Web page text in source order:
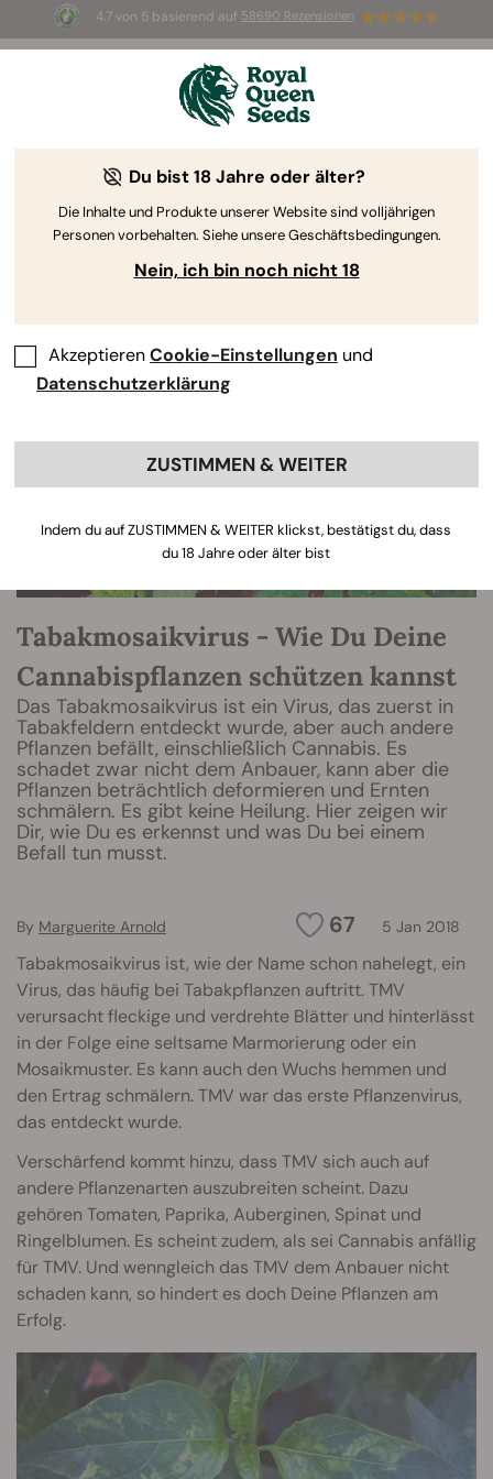
4.7 von 5 basierend auf 58690 Rezensionen
3 White Widow Auto SamenKOSTENLOS für die
The RQS Blog
Tabakmosaikvirus - Wie Du Deine
Cannabispflanzen schützen kannst
Das Tabakmosaikvirus ist ein Virus, das zuerst in
Tabakfeldern entdeckt wurde, aber auch andere
Pflanzen befällt, einschließlich Cannabis. Es
schadet zwar nicht dem Anbauer, kann aber die
Pflanzen beträchtlich deformieren und Ernten
schmälern. Es gibt keine Heilung. Hier zeigen wir
Dir, wie Du es erkennst und was Du bei einem
Befall tun musst.
67 5 Jan 2018
By Marguerite Arnold
Tabakmosaikvirus ist, wie der Name schon nahelegt, ein
Virus, das häufig bei Tabakpflanzen auftritt. TMV
verursacht fleckige und verdrehte Blätter und hinterlässt
in der Folge eine seltsame Marmorierung oder ein
Mosaikmuster. Es kann auch den Wuchs hemmen und
den Ertrag schmälern. TMV war das erste Pflanzenvirus,
das entdeckt wurde.
Verschärfend kommt hinzu, dass TMV sich auch auf
andere Pflanzenarten auszubreiten scheint. Dazu
gehören Tomaten, Paprika, Auberginen, Spinat und
Ringelblumen. Es scheint zudem, als sei Cannabis anfällig
für TMV. Und wenngleich das TMV dem Anbauer nicht
schaden kann, so hindert es doch Deine Pflanzen am
Erfolg.
Du bist 18 Jahre oder älter?
Die Inhalte und Produkte unserer Website sind volljährigen
Personen vorbehalten. Siehe unsere Geschäftsbedingungen.
Nein, ich bin noch nicht 18
AkzeptierenCookie-Einstellungen und
Datenschutzerklärung
ZUSTIMMEN & WEITER
Indem du auf ZUSTIMMEN & WEITER klickst, bestätigst du, dass
du 18 Jahre oder älter bist